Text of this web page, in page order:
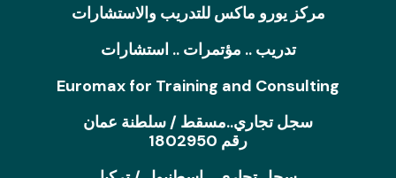
مركز يورو ماكس للتدريب والاستشارات
تدريب .. مؤتمرات .. استشارات
Euromax for Training and Consulting
سجل تجاري..مسقط / سلطنة عمان
رقم 1802950